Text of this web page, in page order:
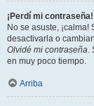
¡Perdí mi contraseña!
No se asuste,
desactivarla o
Olvidé mi contraseña.
en muy poco tiempo.
Arriba